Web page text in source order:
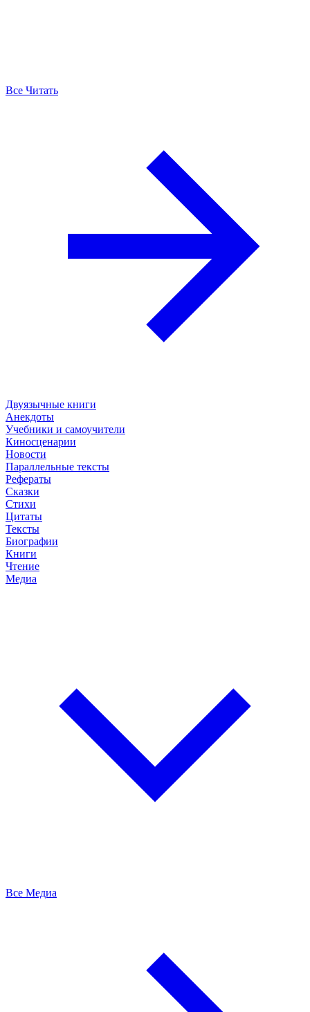
Все Читать
Двуязычные книги
Анекдоты
Учебники и самоучители
Киносценарии
Новости
Параллельные тексты
Рефераты
Сказки
Стихи
Цитаты
Тексты
Биографии
Книги
Чтение
Медиа
Все Медиа